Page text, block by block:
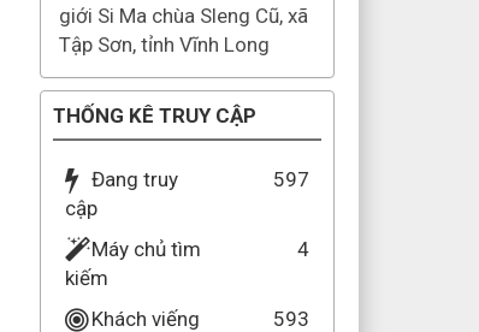
giới Si Ma chùa Sleng Cũ, xã
Tập Sơn, tỉnh Vĩnh Long
THỐNG KÊ TRUY CẬP
Đang truy
cập
597
Máy chủ tìm
kiếm
4
Khách viếng
593